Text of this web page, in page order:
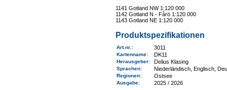
1141 Gotland NW 1:120 000
1142 Gotland N - Fårö 1:120 000
1143 Gotland NE 1:120 000
Produktspezifikationen
Art.nr. : 3011
Kartenname: DK11
Herausgeber: Delius Klasing
Sprachen: Niederländisch, Englisch,
Regionen: Ostsee
Ausgabe: 2025 / 2026